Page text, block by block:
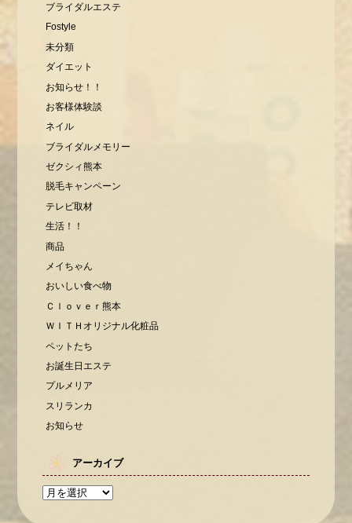
ブライダルエステ
Fostyle
未分類
ダイエット
お知らせ！！
お客様体験談
ネイル
ブライダルメモリー
ゼクシィ熊本
脱毛キャンペーン
テレビ取材
生活！！
商品
メイちゃん
おいしい食べ物
Ｃｌｏｖｅｒ熊本
ＷＩＴＨオリジナル化粧品
ペットたち
お誕生日エステ
プルメリア
スリランカ
お知らせ
アーカイブ